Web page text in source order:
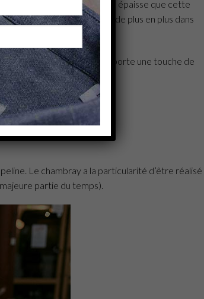
bleue. Souvent plus épaisse que cette
chemise casual se porte de plus en plus dans
un détail minimaliste qui apporte une touche de
Le chambray a la particularité d’être réalisé
partie du temps).